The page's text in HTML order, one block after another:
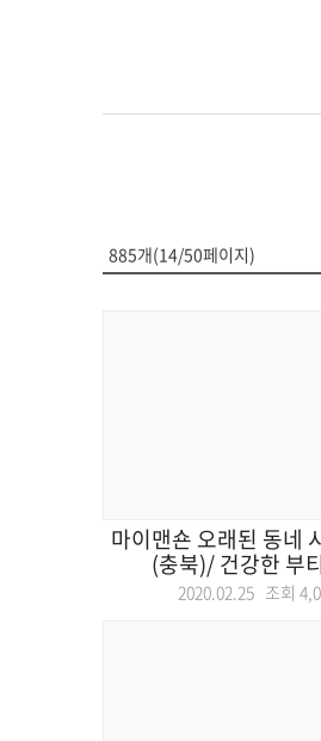
885개(14/50페이지)
마이맨숀 오래된 동네
(충북)/ 건강한 부
2020.02.25 조회